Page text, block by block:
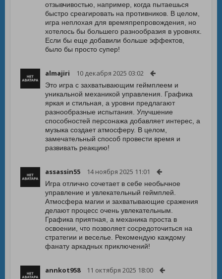
отзывчивостью, например, когда пытаешься
быстро среагировать на противников. В целом,
игра неплохая для времяпрепровождения, но
хотелось бы большего разнообразия в уровнях.
Если бы еще добавили больше эффектов,
было бы просто супер!
almajiri 10 декабря 2025 03:02
Это игра с захватывающим геймплеем и
уникальной механикой управления. Графика
яркая и стильная, а уровни предлагают
разнообразные испытания. Улучшение
способностей персонажа добавляет интерес, а
музыка создает атмосферу. В целом,
замечательный способ провести время и
развивать реакцию!
assassin55 14 ноября 2025 11:01
Игра отлично сочетает в себе необычное
управление и увлекательный геймплей.
Атмосфера магии и захватывающие сражения
делают процесс очень увлекательным.
Графика приятная, а механика проста в
освоении, что позволяет сосредоточиться на
стратегии и веселье. Рекомендую каждому
фанату аркадных приключений!
annkot958 11 октября 2025 18:00